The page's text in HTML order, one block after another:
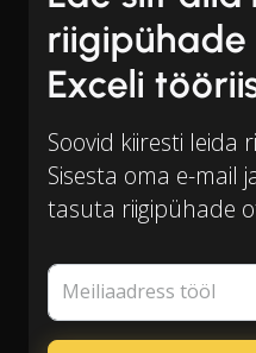
riigipühade
Exceli
Soovid kiiresti leida
Sisesta oma e-mail
tasuta riigipühade
Meiliaadress tööl